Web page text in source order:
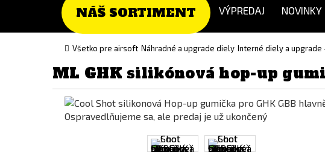
NÁŠ SORTIMENT VÝPREDAJ NOVINKY
Všetko pre airsoft Náhradné a upgrade diely Interné diely a upgrade
ML GHK silikónová hop-up
Ospravedlňujeme sa, ale predaj je už ukončený